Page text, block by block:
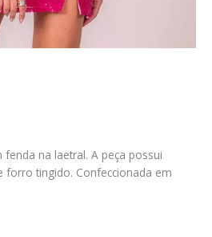
na laetral. A peça possui
forro tingido. Confeccionada em